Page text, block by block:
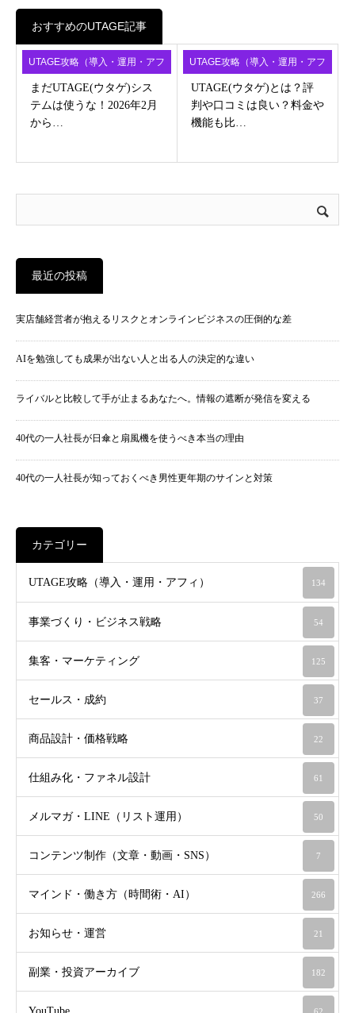
おすすめのUTAGE記事
UTAGE攻略（導入・運用・アフ
ィ）
まだUTAGE(ウタゲ)シス
テムは使うな！2026年2月
から…
UTAGE攻略（導入・運用・アフ
ィ）
UTAGE(ウタゲ)とは？評
判や口コミは良い？料金や
機能も比…
最近の投稿
実店舗経営者が抱えるリスクとオンラインビジネスの圧倒的な差
AIを勉強しても成果が出ない人と出る人の決定的な違い
ライバルと比較して手が止まるあなたへ。情報の遮断が発信を変える
40代の一人社長が日傘と扇風機を使うべき本当の理由
40代の一人社長が知っておくべき男性更年期のサインと対策
カテゴリー
UTAGE攻略（導入・運用・アフィ） 134
事業づくり・ビジネス戦略 54
集客・マーケティング 125
セールス・成約 37
商品設計・価格戦略 22
仕組み化・ファネル設計 61
メルマガ・LINE（リスト運用） 50
コンテンツ制作（文章・動画・SNS） 7
マインド・働き方（時間術・AI） 266
お知らせ・運営 21
副業・投資アーカイブ 182